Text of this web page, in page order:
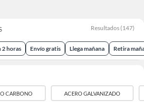
Resultados (147)
2 horas Envío gratis Llega mañana Retira
CARBONO ACERO GALVANIZADO